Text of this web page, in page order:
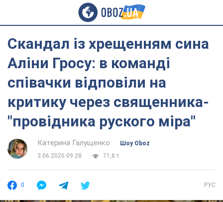
Скандал із хрещенням сина
Аліни Гросу: в команді
співачки відповіли на
критику через священника-
"провідника руского міра"
Катерина Галущенко
Шоу Oboz
3.06.2026 09:28
71,8 т.
0 РУС